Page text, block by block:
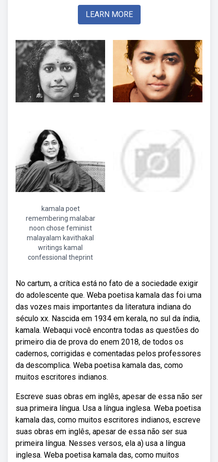
LEARN MORE
kamala poet
remembering malabar
noon chose feminist
malayalam kavithakal
writings kamal
confessional theprint
No cartum, a crítica está no fato de a sociedade exigir
do adolescente que. Weba poetisa kamala das foi uma
das vozes mais importantes da literatura indiana do
século xx. Nascida em 1934 em kerala, no sul da índia,
kamala. Webaqui você encontra todas as questões do
primeiro dia de prova do enem 2018, de todos os
cadernos, corrigidas e comentadas pelos professores
da descomplica. Weba poetisa kamala das, como
muitos escritores indianos.
Escreve suas obras em inglês, apesar de essa não ser
sua primeira língua. Usa a língua inglesa. Weba poetisa
kamala das, como muitos escritores indianos, escreve
suas obras em inglês, apesar de essa não ser sua
primeira língua. Nesses versos, ela a) usa a língua
inglesa. Weba poetisa kamala das, como muitos